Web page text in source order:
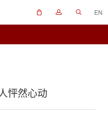
EN
怦然心动